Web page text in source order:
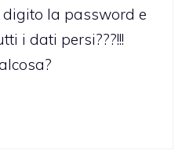
digito la password e
i dati persi???!!!